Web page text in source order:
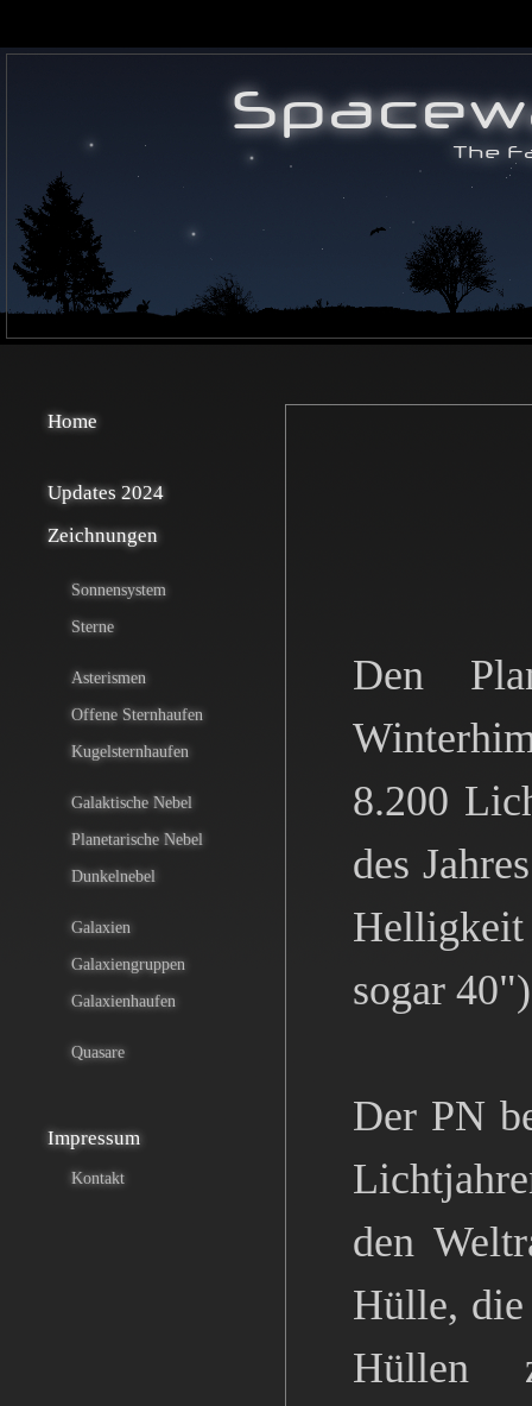
Home
Updates 2024
Zeichnungen
Sonnensystem
Sterne
Asterismen
Offene Sternhaufen
Kugelsternhaufen
Galaktische Nebel
Planetarische Nebel
Dunkelnebel
Galaxien
Galaxiengruppen
Galaxienhaufen
Quasare
Impressum
Kontakt
Den
8.200
des
sogar
Der PN
den
Hülle, die
Hüllen